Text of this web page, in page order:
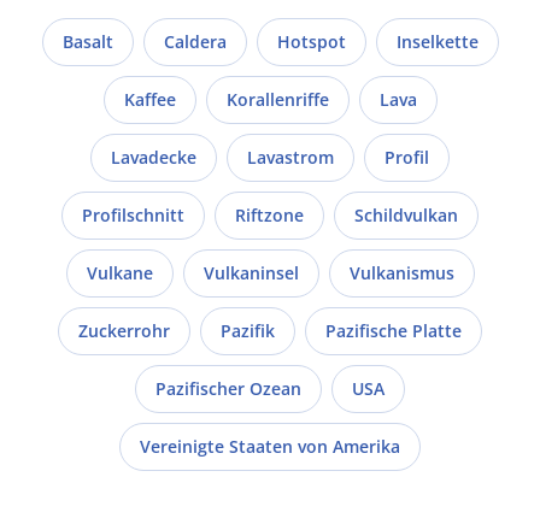
Basalt Caldera Hotspot Inselkette
Kaffee Korallenriffe Lava
Lavadecke Lavastrom Profil
Profilschnitt Riftzone Schildvulkan
Vulkane Vulkaninsel Vulkanismus
Zuckerrohr Pazifik Pazifische Platte
Pazifischer Ozean USA
Vereinigte Staaten von Amerika